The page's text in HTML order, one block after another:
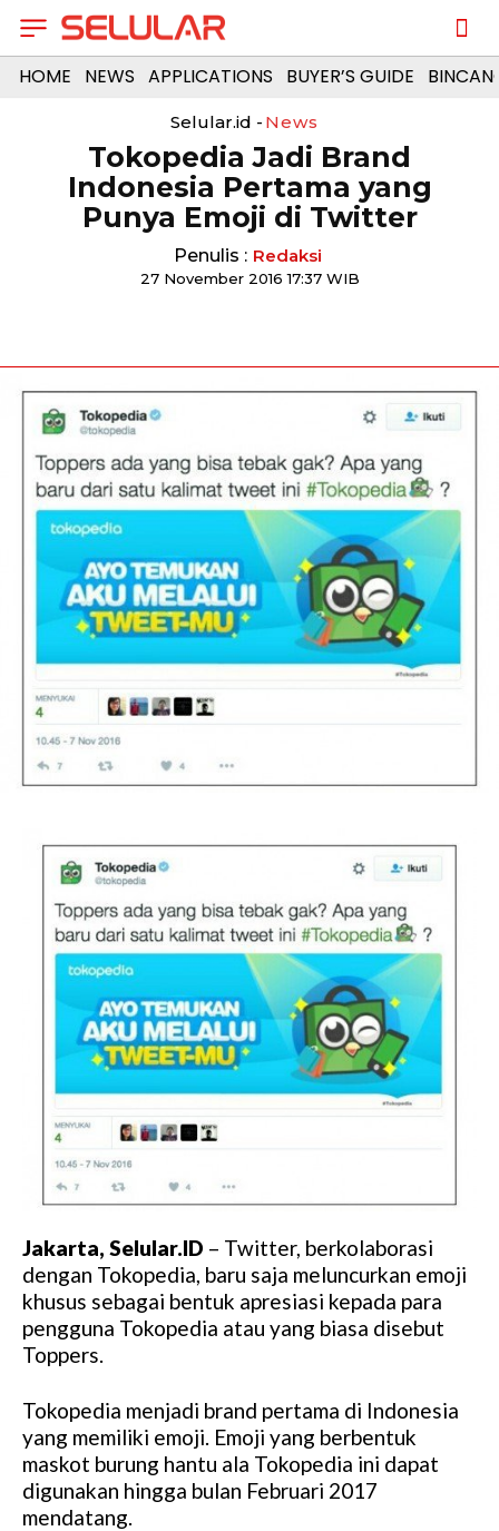
HOME NEWS APPLICATIONS BUYER’S GUIDE
Selular.id - News
Tokopedia Jadi Brand
Indonesia Pertama yang
Punya Emoji di Twitter
Penulis : Redaksi
27 November 2016 17:37 WIB
Jakarta, Selular.ID – Twitter, berkolaborasi
dengan Tokopedia, baru saja meluncurkan emoji
khusus sebagai bentuk apresiasi kepada para
pengguna Tokopedia atau yang biasa disebut
Toppers.
Tokopedia menjadi brand pertama di Indonesia
yang memiliki emoji. Emoji yang berbentuk
maskot burung hantu ala Tokopedia ini dapat
digunakan hingga bulan Februari 2017
mendatang.